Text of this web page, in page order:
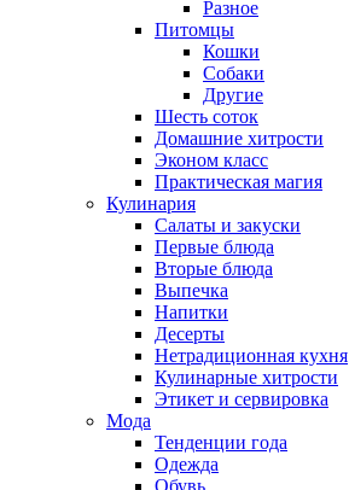
Разное
Питомцы
Кошки
Собаки
Другие
Шесть соток
Домашние хитрости
Эконом класс
Практическая магия
Кулинария
Салаты и закуски
Первые блюда
Вторые блюда
Выпечка
Напитки
Десерты
Нетрадиционная кухня
Кулинарные хитрости
Этикет и сервировка
Мода
Тенденции года
Одежда
Обувь